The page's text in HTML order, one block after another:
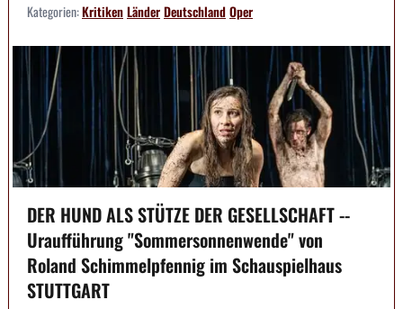
Kategorien:KritikenLänderDeutschlandOper
DER HUND ALS STÜTZE DER GESELLSCHAFT --
Uraufführung "Sommersonnenwende" von
Roland Schimmelpfennig im Schauspielhaus
STUTTGART